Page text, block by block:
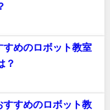
すめのロボット教室
？
すすめのロボット教